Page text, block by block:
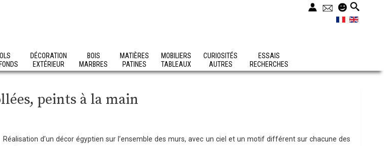
DÉCORATION
EXTÉRIEUR
BOIS
MARBRES
MATIÈRES
PATINES
MOBILIERS
TABLEAUX
CURIOSITÉS
AUTRES
ESSAIS
RECHERCHES
peints à la main
Réalisation d’un décor égyptien sur l’ensemble des murs, avec un ciel et un motif différent sur chacune des